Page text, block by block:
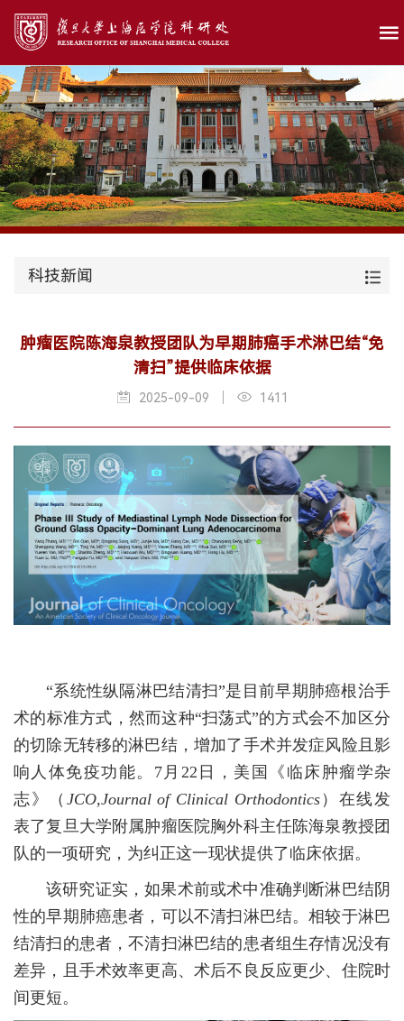
科技新闻
肿瘤医院陈海泉教授团队为早期肺癌手术淋巴结“免
清扫”提供临床依据
2025-09-09 1411
“系统性纵隔淋巴结清扫”是目前早期肺癌根治手
术的标准方式，然而这种“扫荡式”的方式会不加区分
的切除无转移的淋巴结，增加了手术并发症风险且影
响人体免疫功能。7月22日，美国《临床肿瘤学杂
志》（ JCO,Journal of Clinical Orthodontics）在线发
表了复旦大学附属肿瘤医院胸外科主任陈海泉教授团
队的一项研究，为纠正这一现状提供了临床依据。
该研究证实，如果术前或术中准确判断淋巴结阴
性的早期肺癌患者，可以不清扫淋巴结。相较于淋巴
结清扫的患者，不清扫淋巴结的患者组生存情况没有
差异，且手术效率更高、术后不良反应更少、住院时
间更短。